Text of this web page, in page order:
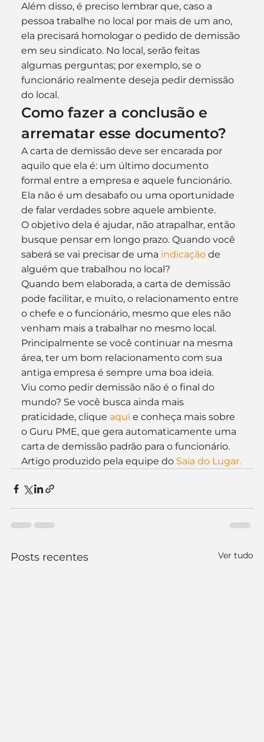
Além disso, é preciso lembrar que, caso a
pessoa trabalhe no local por mais de um ano,
ela precisará homologar o pedido de demissão
em seu sindicato. No local, serão feitas
algumas perguntas; por exemplo, se o
funcionário realmente deseja pedir demissão
do local.
Como fazer a conclusão e
arrematar esse documento?
A carta de demissão deve ser encarada por
aquilo que ela é: um último documento
formal entre a empresa e aquele funcionário.
Ela não é um desabafo ou uma oportunidade
de falar verdades sobre aquele ambiente.
O objetivo dela é ajudar, não atrapalhar, então
busque pensar em longo prazo. Quando você
saberá se vai precisar de uma indicação de
alguém que trabalhou no local?
Quando bem elaborada, a carta de demissão
pode facilitar, e muito, o relacionamento entre
o chefe e o funcionário, mesmo que eles não
venham mais a trabalhar no mesmo local.
Principalmente se você continuar na mesma
área, ter um bom relacionamento com sua
antiga empresa é sempre uma boa ideia.
Viu como pedir demissão não é o final do
mundo? Se você busca ainda mais
praticidade, clique aqui e conheça mais sobre
o Guru PME, que gera automaticamente uma
carta de demissão padrão para o funcionário.
Artigo produzido pela equipe do Saia do Lugar.
Posts recentes Ver tudo